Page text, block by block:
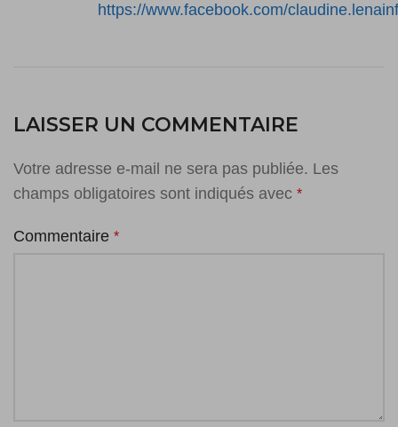
https://www.facebook.com/
LAISSER UN COMMENTAIRE
Votre adresse e-mail ne sera pas publiée. Les
champs obligatoires sont indiqués avec *
Commentaire *